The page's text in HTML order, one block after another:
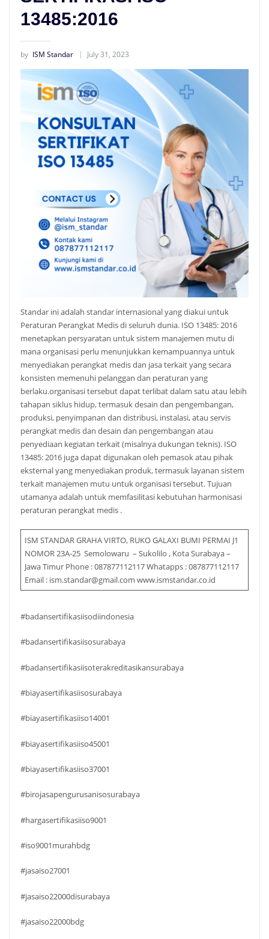
13485:2016
by ISM Standar July 31, 2023
Standar ini adalah standar internasional yang diakui untuk
Peraturan Perangkat Medis di seluruh dunia. ISO 13485: 2016
menetapkan persyaratan untuk sistem manajemen mutu di
mana organisasi perlu menunjukkan kemampuannya untuk
menyediakan perangkat medis dan jasa terkait yang secara
konsisten memenuhi pelanggan dan peraturan yang
berlaku.organisasi tersebut dapat terlibat dalam satu atau lebih
tahapan siklus hidup, termasuk desain dan pengembangan,
produksi, penyimpanan dan distribusi, instalasi, atau servis
perangkat medis dan desain dan pengembangan atau
penyediaan kegiatan terkait (misalnya dukungan teknis). ISO
13485: 2016 juga dapat digunakan oleh pemasok atau pihak
eksternal yang menyediakan produk, termasuk layanan sistem
terkait manajemen mutu untuk organisasi tersebut. Tujuan
utamanya adalah untuk memfasilitasi kebutuhan harmonisasi
peraturan perangkat medis .
ISM STANDAR GRAHA VIRTO, RUKO GALAXI BUMI PERMAI J1
NOMOR 23A-25 Semolowaru – Sukolilo , Kota Surabaya –
Jawa Timur Phone : 087877112117 Whatapps : 087877112117
Email : ism.standar@gmail.com www.ismstandar.co.id
#badansertifikasiisodiindonesia
#badansertifikasiisosurabaya
#badansertifikasiisoterakreditasikansurabaya
#biayasertifikasiisosurabaya
#biayasertifikasiiso14001
#biayasertifikasiiso45001
#biayasertifikasiiso37001
#birojasapengurusanisosurabaya
#hargasertifikasiiso9001
#iso9001murahbdg
#jasaiso27001
#jasaiso22000disurabaya
#jasaiso22000bdg